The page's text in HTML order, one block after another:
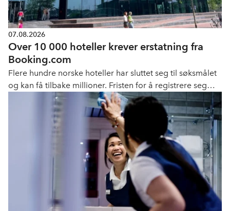
07.08.2026
Over 10 000 hoteller krever erstatning fra
Booking.com
Flere hundre norske hoteller har sluttet seg til søksmålet
og kan få tilbake millioner. Fristen for å registrere seg
som part er 11. september.